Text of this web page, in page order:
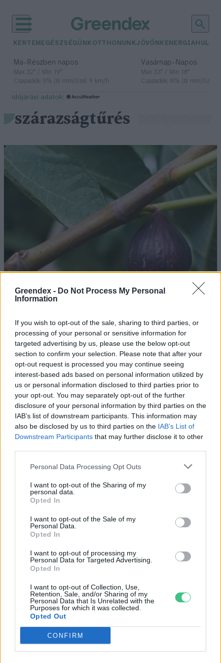
Greendex - Do Not Process My Personal
Information
If you wish to opt-out of the sale, sharing to third parties, or
processing of your personal or sensitive information for
targeted advertising by us, please use the below opt-out
section to confirm your selection. Please note that after your
opt-out request is processed you may continue seeing
interest-based ads based on personal information utilized by
us or personal information disclosed to third parties prior to
your opt-out. You may separately opt-out of the further
disclosure of your personal information by third parties on the
IAB’s list of downstream participants. This information may
also be disclosed by us to third parties on the IAB’s List of
Downstream Participants that may further disclose it to other
Personal Data Processing Opt Outs
I want to opt-out of the Sharing of my
personal data.
Opted In
I want to opt-out of the Sale of my
Personal Data.
Opted In
I want to opt-out of processing my
Personal Data for Targeted Advertising.
Opted In
I want to opt-out of Collection, Use,
Retention, Sale, and/or Sharing of my
Personal Data that Is Unrelated with the
Purposes for which it was collected.
Opted Out
CONFIRM
KERTEM EGÉSZSÉGÜNK OTTHONUNKJÖVŐNK ENERGIA
Ma– Részben napos
Max 32° / Min 19°
Csapadék: 5% (0 mm)Szél: 9 km/h
Vasárnap– Napos
Max 33° / Min 18°
Csapadék: 0% (0 mm)Szél:
időjárási adatok:
szárazságtűrés
Szárazságtűrő gyümölcsfák –
Ezek a fák bizonyítottan jól bírják
az aszályos időjárást
Granát-Galló Tímea 6 perc
nálad
Szabó Ildikó
Három szárazságtűrő fafaj a
kertedbe
Mutatjuk a legszebb szárazságtűrő
virágokat
Skultéti Bernadett